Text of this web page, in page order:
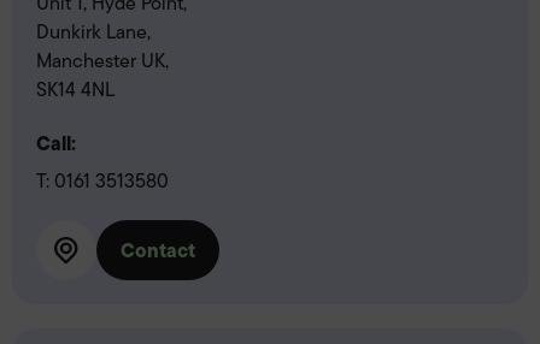
Dunkirk Lane,
Manchester UK,
SK14 4NL
Call:
T: 0161 3513580
Contact